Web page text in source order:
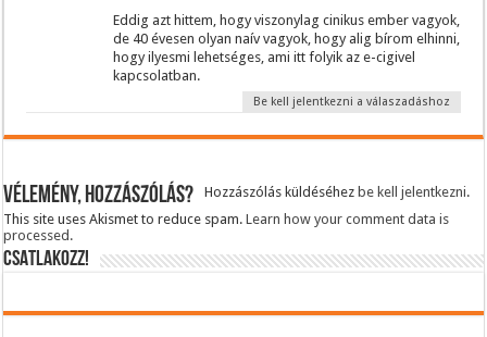
Eddig azt hittem, hogy viszonylag cinikus ember vagyok,
de 40 évesen olyan naív vagyok, hogy alig bírom elhinni,
hogy ilyesmi lehetséges, ami itt folyik az e-cigivel
kapcsolatban.
Be kell jelentkezni a válaszadáshoz
Vélemény, hozzászólás? Hozzászólás küldéséhezbe kell jelentkezni.
This site uses Akismet to reduce spam.Learn how your comment data is
processed.
CSATLAKOZZ!